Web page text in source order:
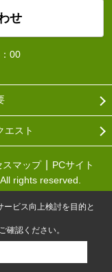
せ
00
エスト
スマップ
PCサイト
rights reserved.
ビス向上検討を目的と
確認ください。